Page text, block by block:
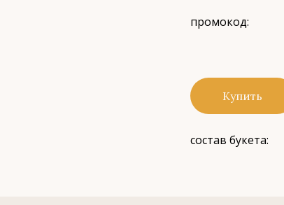
промокод:
Купить
состав букета: